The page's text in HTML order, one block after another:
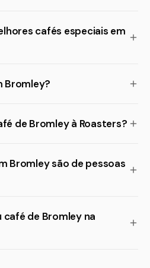
cafés especiais em
Bromley?
de Bromley à Roasters?
Bromley são de pessoas
café de Bromley na